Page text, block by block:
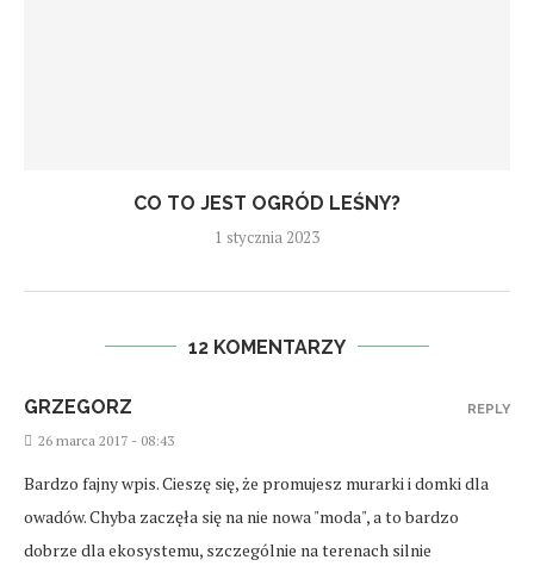
CO TO JEST OGRÓD LEŚNY?
1 stycznia 2023
12 KOMENTARZY
GRZEGORZ
26 marca 2017 - 08:43
Bardzo fajny wpis. Cieszę się, że promujesz murarki i domki dla
owadów. Chyba zaczęła się na nie nowa "moda", a to bardzo
dobrze dla ekosystemu, szczególnie na terenach silnie
REPLY